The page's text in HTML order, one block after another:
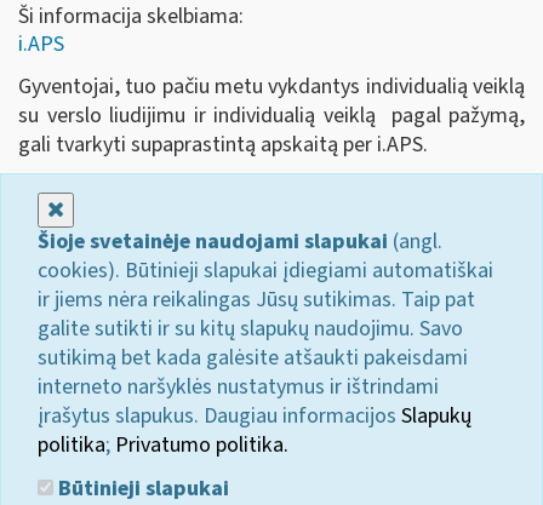
Ši informacija skelbiama:
i.APS
Gyventojai, tuo pačiu metu vykdantys individualią veiklą
su verslo liudijimu ir individualią veiklą pagal pažymą,
gali tvarkyti supaprastintą apskaitą per i.APS.
Šioje svetainėje naudojami slapukai (angl.
cookies). Būtinieji slapukai įdiegiami automatiškai
ir jiems nėra reikalingas Jūsų sutikimas. Taip pat
galite sutikti ir su kitų slapukų naudojimu. Savo
sutikimą bet kada galėsite atšaukti pakeisdami
interneto naršyklės nustatymus ir ištrindami
įrašytus slapukus. Daugiau informacijos Slapukų
politika; Privatumo politika.
Būtinieji slapukai